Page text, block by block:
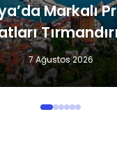
Markalı
7 Ağustos 2026